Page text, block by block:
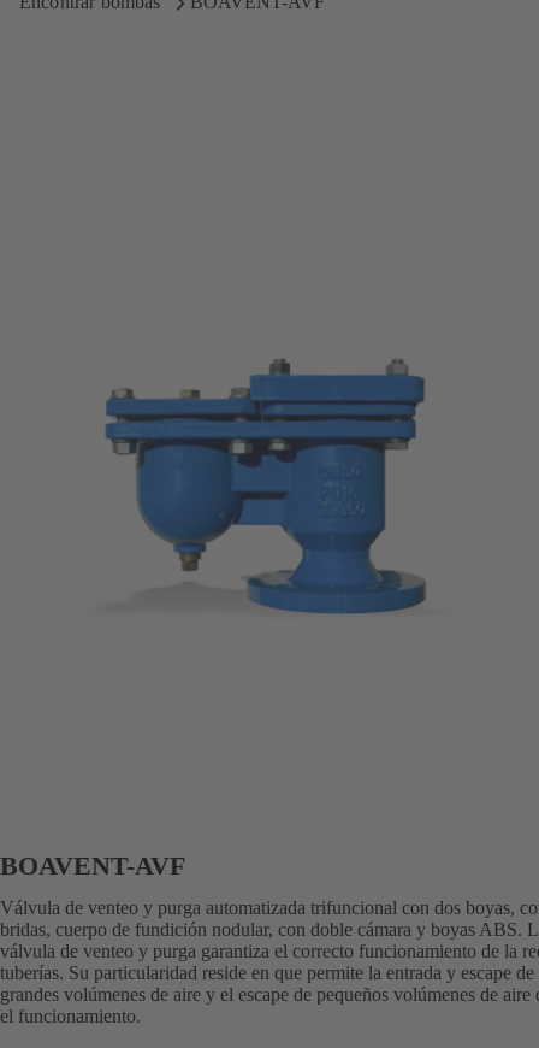
BOAVENT-AVF
Válvula de venteo y purga automatizada trifuncional con dos boyas,
bridas, cuerpo de fundición nodular, con doble cámara y boyas ABS.
válvula de venteo y purga garantiza el correcto funcionamiento de la
tuberías. Su particularidad reside en que permite la entrada y escape de
grandes volúmenes de aire y el escape de pequeños volúmenes de aire
el funcionamiento.